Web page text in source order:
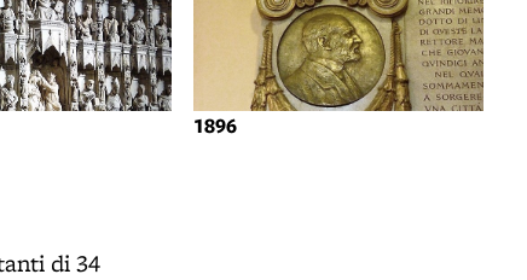
1896
di 34